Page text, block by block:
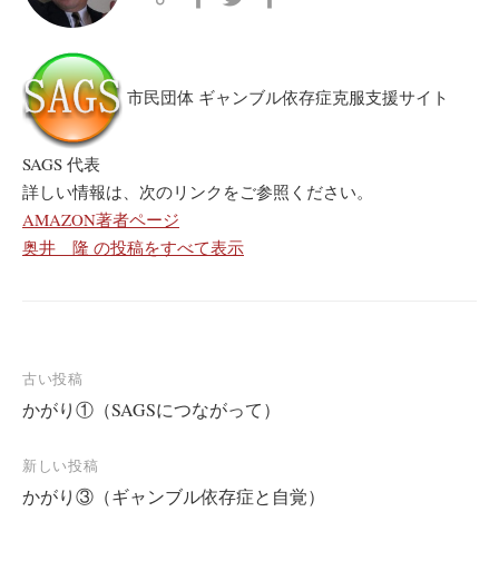
市民団体 ギャンブル依存症克服支援サイト
SAGS 代表
詳しい情報は、次のリンクをご参照ください。
AMAZON著者ページ
奥井 隆 の投稿をすべて表示
稿
ナ
古い投稿
かがり①（SAGSにつながって）
新しい投稿
かがり③（ギャンブル依存症と自覚）